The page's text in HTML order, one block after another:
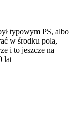
typowym PS, albo
w środku pola,
i to jeszcze na
lat